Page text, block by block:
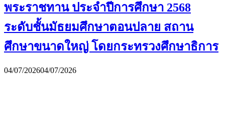
พระราชทาน ประจำปีการศึกษา 2568
ระดับชั้นมัธยมศึกษาตอนปลาย สถาน
ศึกษาขนาดใหญ่ โดยกระทรวงศึกษาธิการ
04/07/202604/07/2026